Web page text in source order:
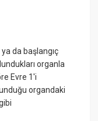
da başlangıç
organla
Evre 1'i
organdaki